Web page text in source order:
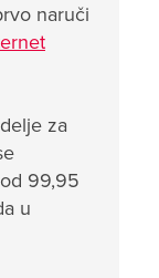
naruči
za
99,95
u